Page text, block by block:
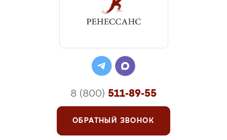
8 (800) 511-89-55
ОБРАТНЫЙ ЗВОНОК